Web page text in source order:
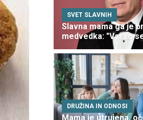
SVET SLAVNIH
Slavna mama ga je
medvedka: "Vsi so
DRUŽINA IN ODNOSI
Mama je utrujena,